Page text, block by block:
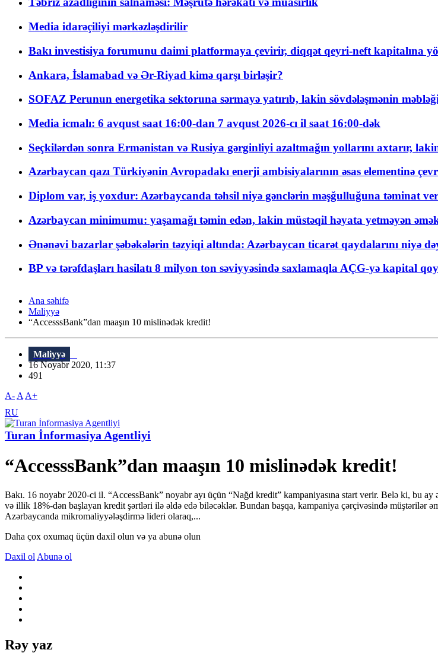
Media idarəçiliyi mərkəzləşdirilir
Bakı investisiya forumunu daimi platformaya çevirir, diqqət qeyri-neft kapitalına
Ankara, İslamabad və Ər-Riyad kimə qarşı birləşir?
SOFAZ Perunun energetika sektoruna sərmayə yatırıb, lakin sövdələşmənin
Media icmalı: 6 avqust saat 16:00-dan 7 avqust 2026-cı il saat 16:00-dək
Seçkilərdən sonra Ermənistan və Rusiya gərginliyi azaltmağın yollarını axtarır,
Azərbaycan qazı Türkiyənin Avropadakı enerji ambisiyalarının əsas elementinə
Diplom var, iş yoxdur: Azərbaycanda təhsil niyə gənclərin məşğulluğuna təminat
Azərbaycan minimumu: yaşamağı təmin edən, lakin müstəqil həyata yetməyən
Ənənəvi bazarlar şəbəkələrin təzyiqi altında: Azərbaycan ticarət qaydalarını niyə
BP və tərəfdaşları hasilatı 8 milyon ton səviyyəsində saxlamaqla AÇG-yə kapital
Ana səhifə
Maliyyə
“AccesssBank”dan maaşın 10 mislinədək kredit!
Maliyyə
16 Noyabr 2020, 11:37
491
A- A A+
RU
Turan İnformasiya Agentliyi
“AccesssBank”dan maaşın 10 mislinədək kredit!
Bakı. 16 noyabr 2020-ci il. “AccessBank” noyabr ayı üçün “Nağd kredit” kampaniyasına start verir. Belə ki, bu
və illik 18%-dən başlayan kredit şərtləri ilə əldə edə biləcəklər. Bundan başqa, kampaniya çərçivəsində müştərilər
Azərbaycanda mikromaliyyələşdirmə lideri olaraq,...
Daha çox oxumaq üçün daxil olun və ya abunə olun
Daxil ol Abunə ol
Rəy yaz